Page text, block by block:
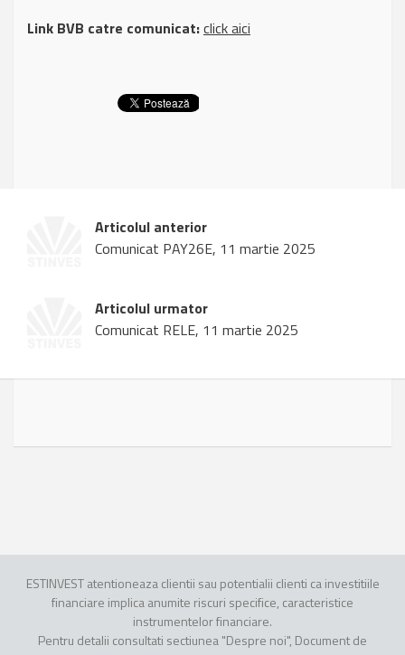
Link BVB catre comunicat:click aici
Articolul anterior
Comunicat PAY26E, 11 martie 2025
Articolul urmator
Comunicat RELE, 11 martie 2025
ESTINVEST atentioneaza clientii sau potentialii clienti ca investitiile
financiare implica anumite riscuri specifice, caracteristice
instrumentelor financiare.
Pentru detalii consultati sectiunea "Despre noi", Document de